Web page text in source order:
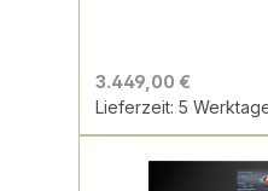
3.449,00 €
Lieferzeit: 5